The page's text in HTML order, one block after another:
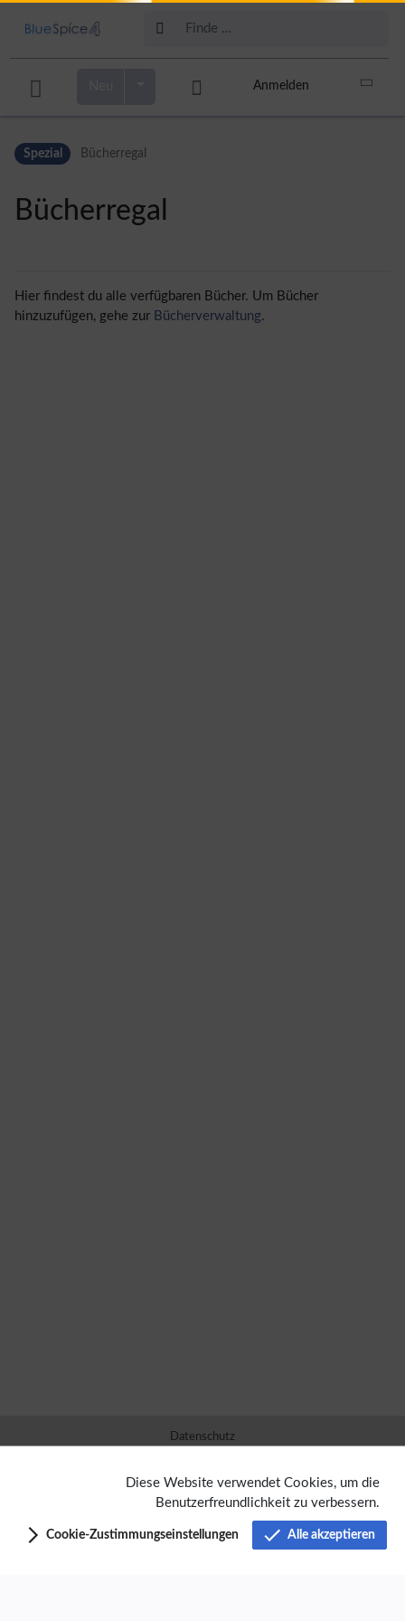
Diese Website verwendet Cookies, um die
Benutzerfreundlichkeit zu verbessern.
Cookie-Zustimmungseinstellungen Alle akzeptieren
Zur Hauptnavigation
Zu den Seitenwerkzeugen
Anmelden
Spezial Bücherregal
Bücherregal
Hier findest du alle verfügbaren Bücher. Um Bücher
hinzuzufügen, gehe zur Bücherverwaltung.
Datenschutz
Haftungsausschluss